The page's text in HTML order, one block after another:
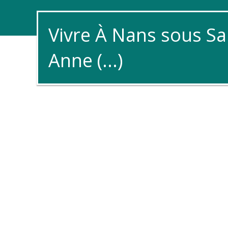
Vivre À Nans sous
Anne (...)